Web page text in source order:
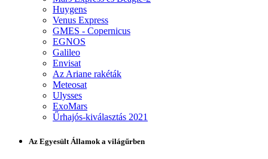
Huygens
Venus Express
GMES - Copernicus
EGNOS
Galileo
Envisat
Az Ariane rakéták
Meteosat
Ulysses
ExoMars
Űrhajós-kiválasztás 2021
Az Egyesült Államok a világűrben